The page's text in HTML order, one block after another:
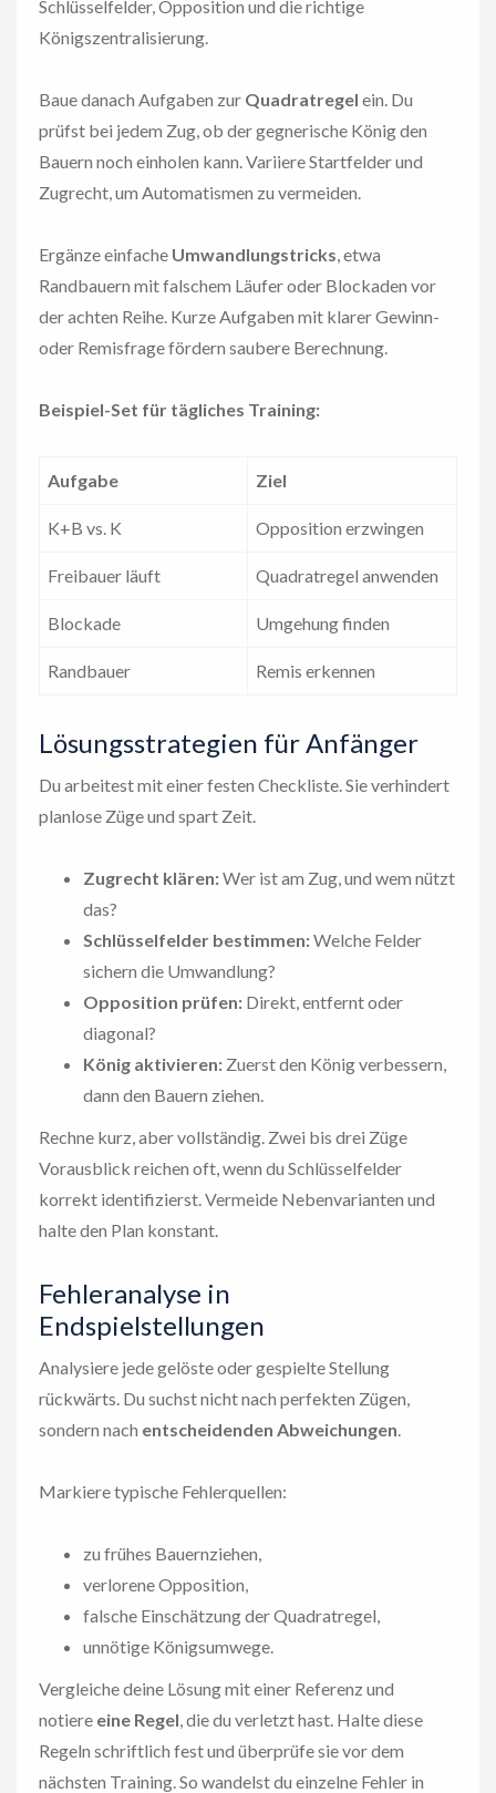
Schlüsselfelder, Opposition und die richtige
Königszentralisierung.
Baue danach Aufgaben zur Quadratregel ein. Du
prüfst bei jedem Zug, ob der gegnerische König den
Bauern noch einholen kann. Variiere Startfelder und
Zugrecht, um Automatismen zu vermeiden.
Ergänze einfache Umwandlungstricks, etwa
Randbauern mit falschem Läufer oder Blockaden vor
der achten Reihe. Kurze Aufgaben mit klarer Gewinn-
oder Remisfrage fördern saubere Berechnung.
Beispiel-Set für tägliches Training:
Aufgabe Ziel
K+B vs. K Opposition erzwingen
Freibauer läuft Quadratregel anwenden
Blockade Umgehung finden
Randbauer Remis erkennen
Lösungsstrategien für Anfänger
Du arbeitest mit einer festen Checkliste. Sie verhindert
planlose Züge und spart Zeit.
Zugrecht klären:Wer ist am Zug, und wem nützt
das?
Schlüsselfelder bestimmen:Welche Felder
sichern die Umwandlung?
Opposition prüfen: Direkt, entfernt oder
diagonal?
König aktivieren: Zuerst den König verbessern,
dann den Bauern ziehen.
Rechne kurz, aber vollständig. Zwei bis drei Züge
Vorausblick reichen oft, wenn du Schlüsselfelder
korrekt identifizierst. Vermeide Nebenvarianten und
halte den Plan konstant.
Fehleranalyse in
Endspielstellungen
Analysiere jede gelöste oder gespielte Stellung
rückwärts. Du suchst nicht nach perfekten Zügen,
sondern nach entscheidenden Abweichungen.
Markiere typische Fehlerquellen:
zu frühes Bauernziehen,
verlorene Opposition,
falsche Einschätzung der Quadratregel,
unnötige Königsumwege.
Vergleiche deine Lösung mit einer Referenz und
notiere eine Regel, die du verletzt hast. Halte diese
Regeln schriftlich fest und überprüfe sie vor dem
nächsten Training. So wandelst du einzelne Fehler in